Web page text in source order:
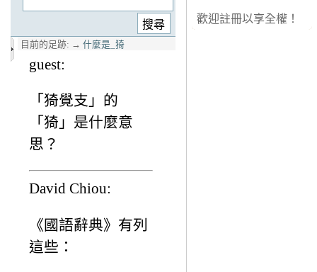
目前的足跡: → 什麼是_猗
guest:
「猗覺支」的
「猗」是什麼意
思？
David Chiou:
《國語辭典》有列
這些：
歡迎註冊以享全權！